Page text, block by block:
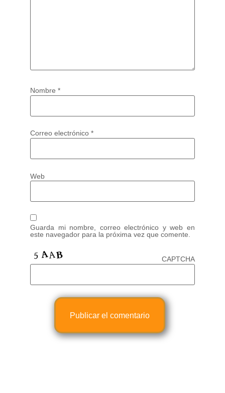
Nombre *
Correo electrónico *
Web
Guarda mi nombre, correo electrónico y web en
este navegador para la próxima vez que comente.
CAPTCHA